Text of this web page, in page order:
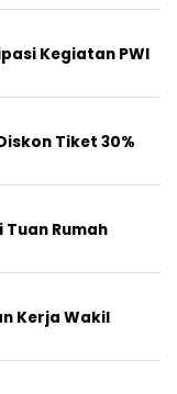
Kegiatan PWI
Tiket 30%
Rumah
Kerja Wakil